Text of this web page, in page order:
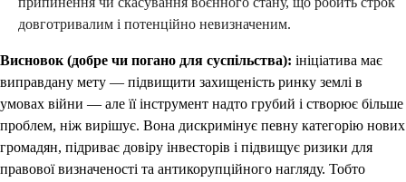
довготривалим і потенційно невизначеним.
Висновок (добре чи погано для суспільства): ініціатива має
виправдану мету — підвищити захищеність ринку землі в
умовах війни — але її інструмент надто грубий і створює більше
проблем, ніж вирішує. Вона дискримінує певну категорію нових
громадян, підриває довіру інвесторів і підвищує ризики для
правової визначеності та антикорупційного нагляду. Тобто